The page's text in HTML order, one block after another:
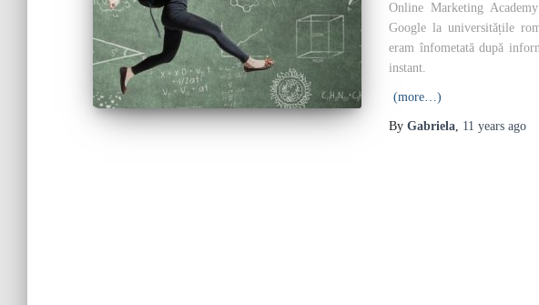
Online Marketing
Google la universitățile
eram înfometată după
instant.
(more…)
By Gabriela, 11 years ago